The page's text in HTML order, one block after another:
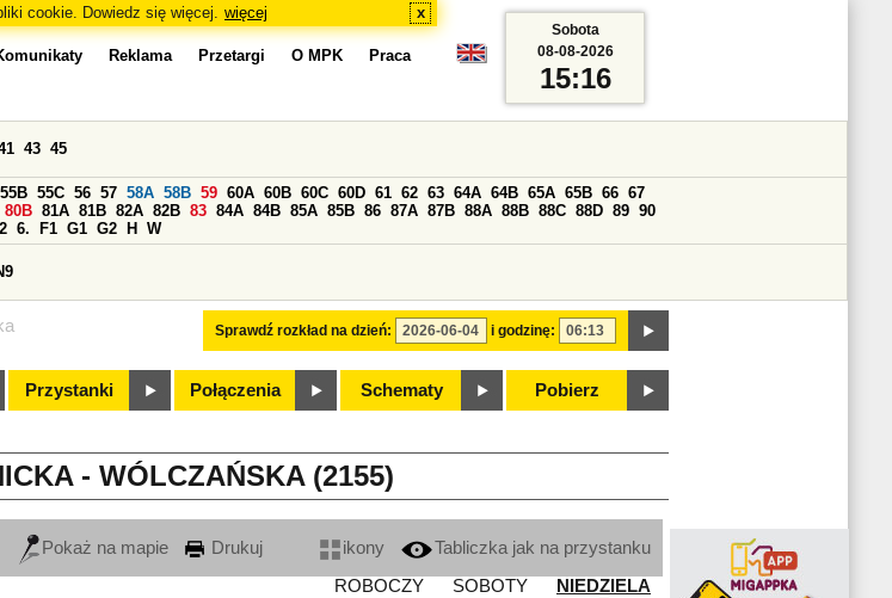
cookie. Dowiedz się więcej. więcej x
Reklama Przetargi O MPK Praca
Sprawdź rozkład na dzień: i godzinę:
43 45
55B 55C 56 57 58A 58B 59 60A 60B 60C 60D 61 62 63 64A 64B 65A 65B 66 67
80B 81A 81B 82A 82B 83 84A 84B 85A 85B 86 87A 87B 88A 88B 88C 88D 89 90
6. F1 G1 G2 H W
Przystanki Połączenia Schematy Pobierz
Sobota
08-08-2026
15:16
- WÓLCZAŃSKA (2155)
Pokaż na mapie Drukuj ikony
Tabliczka jak na przystanku
ROBOCZY
SOBOTY
NIEDZIELA